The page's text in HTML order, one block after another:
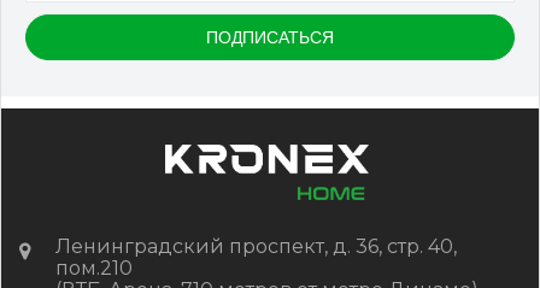
КУПИТЬ
Ленинградский проспект, д. 36, стр. 40,
пом.210